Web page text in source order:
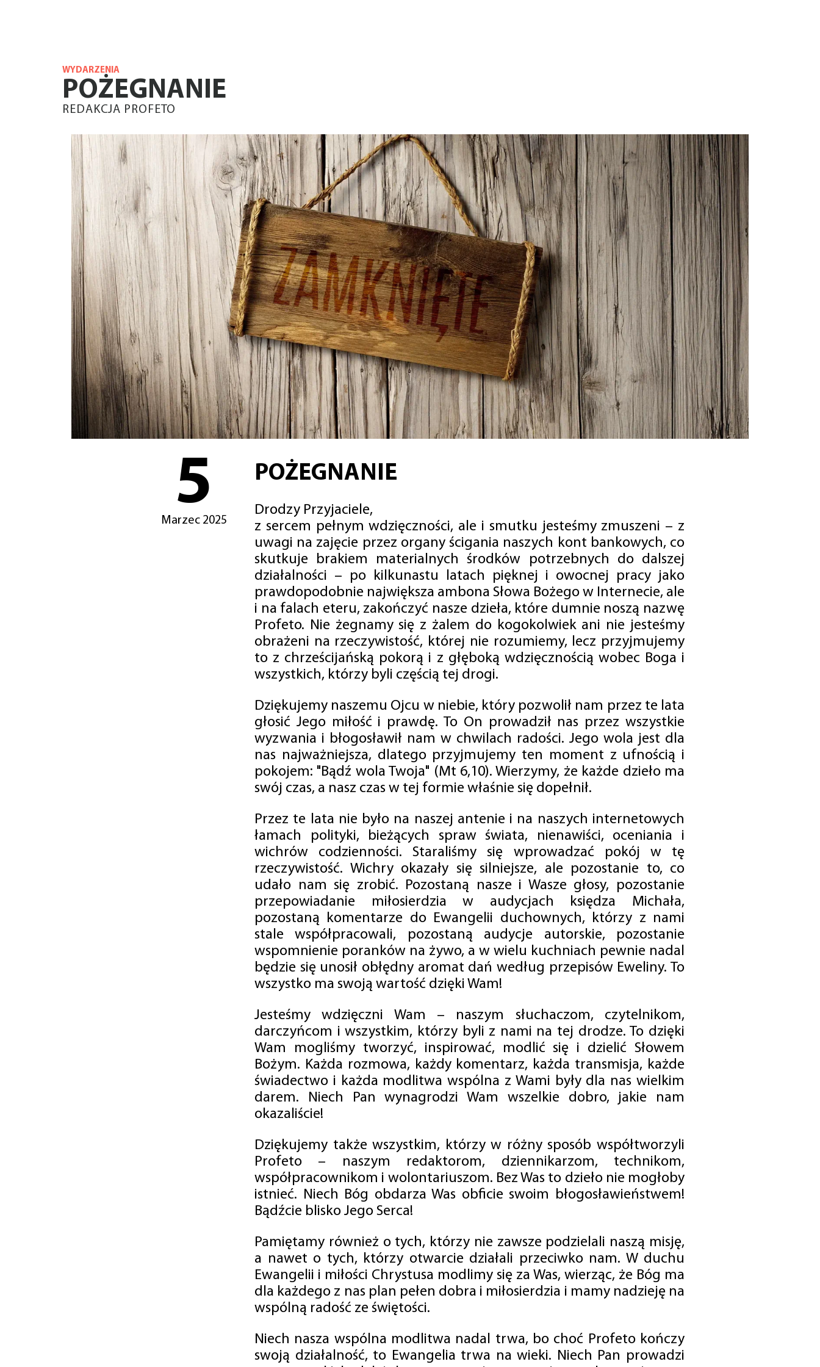
WYDARZENIA
POŻEGNANIE
REDAKCJA PROFETO
5
Marzec 2025
POŻEGNANIE
Drodzy Przyjaciele,
z sercem pełnym wdzięczności, ale i smutku jesteśmy zmuszeni – z
uwagi na zajęcie przez organy ścigania naszych kont bankowych, co
skutkuje brakiem materialnych środków potrzebnych do dalszej
działalności – po kilkunastu latach pięknej i owocnej pracy jako
prawdopodobnie największa ambona Słowa Bożego w Internecie, ale
i na falach eteru, zakończyć nasze dzieła, które dumnie noszą nazwę
Profeto. Nie żegnamy się z żalem do kogokolwiek ani nie jesteśmy
obrażeni na rzeczywistość, której nie rozumiemy, lecz przyjmujemy
to z chrześcijańską pokorą i z głęboką wdzięcznością wobec Boga i
wszystkich, którzy byli częścią tej drogi.
Dziękujemy naszemu Ojcu w niebie, który pozwolił nam przez te lata
głosić Jego miłość i prawdę. To On prowadził nas przez wszystkie
wyzwania i błogosławił nam w chwilach radości. Jego wola jest dla
nas najważniejsza, dlatego przyjmujemy ten moment z ufnością i
pokojem: "Bądź wola Twoja" (Mt 6,10). Wierzymy, że każde dzieło ma
swój czas, a nasz czas w tej formie właśnie się dopełnił.
Przez te lata nie było na naszej antenie i na naszych internetowych
łamach polityki, bieżących spraw świata, nienawiści, oceniania i
wichrów codzienności. Staraliśmy się wprowadzać pokój w tę
rzeczywistość. Wichry okazały się silniejsze, ale pozostanie to, co
udało nam się zrobić. Pozostaną nasze i Wasze głosy, pozostanie
przepowiadanie miłosierdzia w audycjach księdza Michała,
pozostaną komentarze do Ewangelii duchownych, którzy z nami
stale współpracowali, pozostaną audycje autorskie, pozostanie
wspomnienie poranków na żywo, a w wielu kuchniach pewnie nadal
będzie się unosił obłędny aromat dań według przepisów Eweliny. To
wszystko ma swoją wartość dzięki Wam!
Jesteśmy wdzięczni Wam – naszym słuchaczom, czytelnikom,
darczyńcom i wszystkim, którzy byli z nami na tej drodze. To dzięki
Wam mogliśmy tworzyć, inspirować, modlić się i dzielić Słowem
Bożym. Każda rozmowa, każdy komentarz, każda transmisja, każde
świadectwo i każda modlitwa wspólna z Wami były dla nas wielkim
darem. Niech Pan wynagrodzi Wam wszelkie dobro, jakie nam
okazaliście!
Dziękujemy także wszystkim, którzy w różny sposób współtworzyli
Profeto – naszym redaktorom, dziennikarzom, technikom,
współpracownikom i wolontariuszom. Bez Was to dzieło nie mogłoby
istnieć. Niech Bóg obdarza Was obficie swoim błogosławieństwem!
Bądźcie blisko Jego Serca!
Pamiętamy również o tych, którzy nie zawsze podzielali naszą misję,
a nawet o tych, którzy otwarcie działali przeciwko nam. W duchu
Ewangelii i miłości Chrystusa modlimy się za Was, wierząc, że Bóg ma
dla każdego z nas plan pełen dobra i miłosierdzia i mamy nadzieję na
wspólną radość ze świętości.
Niech nasza wspólna modlitwa nadal trwa, bo choć Profeto kończy
swoją działalność, to Ewangelia trwa na wieki. Niech Pan prowadzi